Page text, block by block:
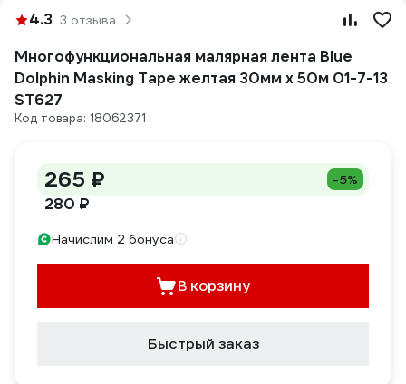
4.3 3 отзыва
Многофункциональная малярная лента Blue
Dolphin Masking Tape желтая 30мм х 50м 01-7-13
ST627
Код товара: 18062371
265 ₽ -5%
280 ₽
Начислим 2 бонуса
В корзину
Быстрый заказ